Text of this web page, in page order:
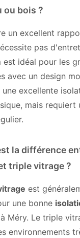
ou bois ?
un excellent
pas
est idéal pour les
avec un design
une excellente
mais requiert
la différence
triple vitrage ?
est
une bonne
à Méry. Le triple
environnements